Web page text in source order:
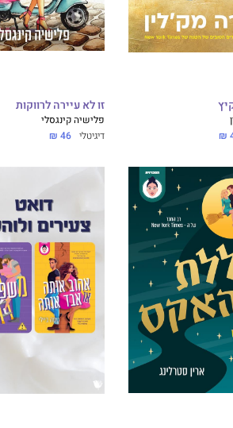
זו לא עיירה לרווקות
פלישיה קינגסלי
דיגיטלי 46 ₪